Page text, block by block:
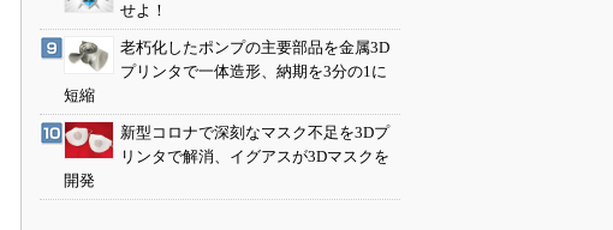
せよ！
老朽化したポンプの主要部品を金属3D
プリンタで一体造形、納期を3分の1に
短縮
新型コロナで深刻なマスク不足を3Dプ
リンタで解消、イグアスが3Dマスクを
開発